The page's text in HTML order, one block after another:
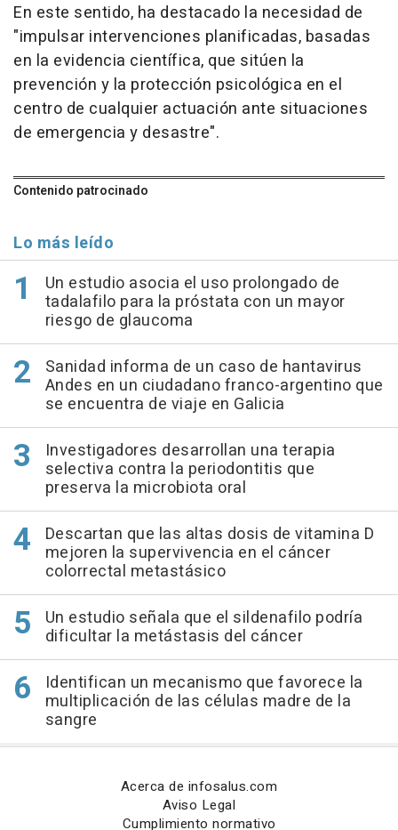
En este sentido, ha destacado la necesidad de
"impulsar intervenciones planificadas, basadas
en la evidencia científica, que sitúen la
prevención y la protección psicológica en el
centro de cualquier actuación ante situaciones
de emergencia y desastre".
Contenido patrocinado
Lo más leído
Un estudio asocia el uso prolongado de
tadalafilo para la próstata con un mayor
riesgo de glaucoma
Sanidad informa de un caso de hantavirus
Andes en un ciudadano franco-argentino que
se encuentra de viaje en Galicia
Investigadores desarrollan una terapia
selectiva contra la periodontitis que
preserva la microbiota oral
Descartan que las altas dosis de vitamina D
mejoren la supervivencia en el cáncer
colorrectal metastásico
Un estudio señala que el sildenafilo podría
dificultar la metástasis del cáncer
Identifican un mecanismo que favorece la
multiplicación de las células madre de la
sangre
Acerca de infosalus.com
Aviso Legal
Cumplimiento normativo